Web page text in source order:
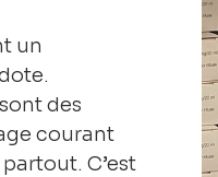
un
des
courant
C’est